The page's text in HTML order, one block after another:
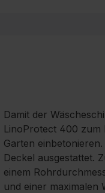
Damit der
LinoProtect 400 zum
Garten
Deckel ausgestattet.
einem
und einer maximalen